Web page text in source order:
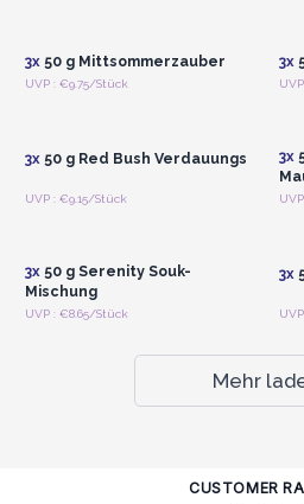
3x50 g Mittsommerzauber
UVP : €9.75/Stück
3x
Anmelden oder
3x50 g Red Bush Verdauungs
UVP : €9.15/Stück
3x
Anmelden oder
3x50 g Serenity Souk-
Mischung
UVP : €8.65/Stück
3x
Mehr
CUSTOMER